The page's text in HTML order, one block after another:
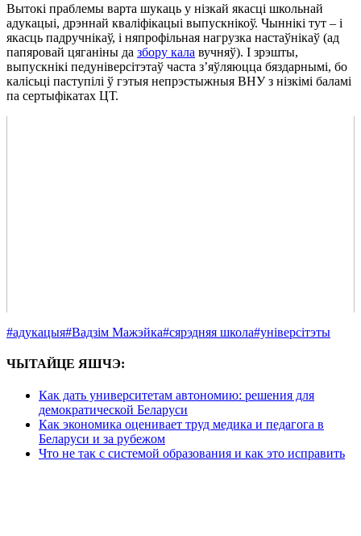
Вытокі праблемы варта шукаць у нізкай якасці школьнай
адукацыі, дрэннай кваліфікацыі выпускнікоў. Чыннікі тут – і
якасць падручнікаў, і няпрофільная нагрузка настаўнікаў (ад
папяровай цяганіны да збору кала вучняў). І зрэшты,
выпускнікі педуніверсітэтаў часта з’яўляюцца бяздарнымі, бо
калісьці паступілі ў гэтыя непрэстыжныя ВНУ з нізкімі баламі
па сертыфікатах ЦТ.
#адукацыя#Вадзім Мажэйка#сярэдняя школа#універсітэты
ЧЫТАЙЦЕ ЯШЧЭ:
Как дать университетам автономию: решения для
демократической Беларуси
Как экономика оценивает труд медика и педагога в
Беларуси и за рубежом
Что не так с системой образования и как это исправить